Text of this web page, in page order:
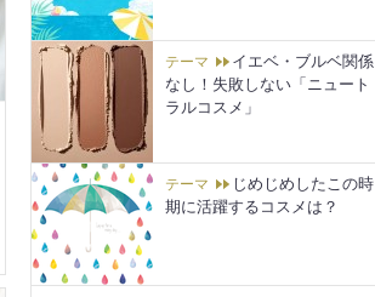
テーマ
イエベ・ブルベ関係
なし！失敗しない「ニュート
ラルコスメ」
テーマ
じめじめしたこの時
期に活躍するコスメは？